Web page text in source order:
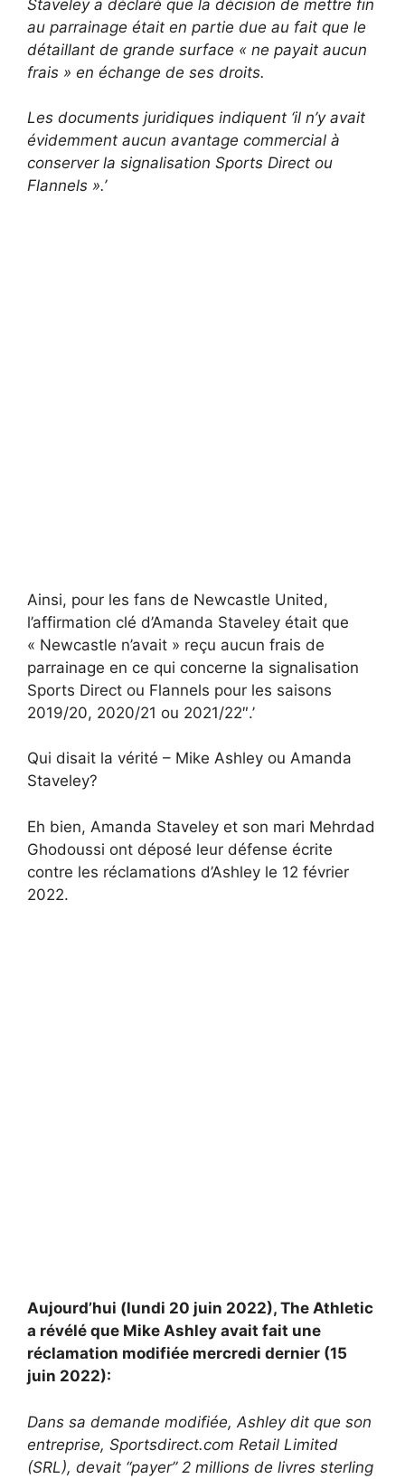
Staveley a déclaré que la décision de mettre fin
au parrainage était en partie due au fait que le
détaillant de grande surface « ne payait aucun
frais » en échange de ses droits.
Les documents juridiques indiquent ‘il n’y avait
évidemment aucun avantage commercial à
conserver la signalisation Sports Direct ou
Flannels ».’
Ainsi, pour les fans de Newcastle United,
l’affirmation clé d’Amanda Staveley était que
« Newcastle n’avait » reçu aucun frais de
parrainage en ce qui concerne la signalisation
Sports Direct ou Flannels pour les saisons
2019/20, 2020/21 ou 2021/22″.’
Qui disait la vérité – Mike Ashley ou Amanda
Staveley?
Eh bien, Amanda Staveley et son mari Mehrdad
Ghodoussi ont déposé leur défense écrite
contre les réclamations d’Ashley le 12 février
2022.
Aujourd’hui (lundi 20 juin 2022), The Athletic
a révélé que Mike Ashley avait fait une
réclamation modifiée mercredi dernier (15
juin 2022):
Dans sa demande modifiée, Ashley dit que son
entreprise, Sportsdirect.com Retail Limited
(SRL), devait “payer” 2 millions de livres sterling